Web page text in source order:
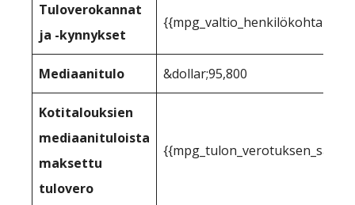
Tuloverokannat
ja -kynnykset
Mediaanitulo &dollar;95,800
Kotitalouksien
mediaanituloista
maksettu
tulovero